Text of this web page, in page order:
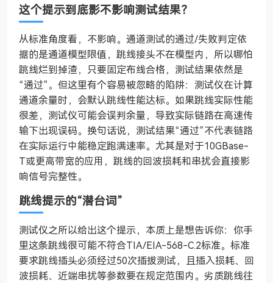
这个提示到底影不影响测试结果？
从标准角度看，不影响。通道测试的通过/失败判定依
据的是通道模型限值，跳线接头不在模型内，所以哪怕
跳线烂到掉渣，只要固定布线合格，测试结果依然是
“通过”。但这里有个容易被忽略的陷阱：测试仪在计算
通道余量时，会默认跳线性能达标。如果跳线实际性能
很差，测试仪可能会误判余量，导致实际链路在高速传
输下出现误码。换句话说，测试结果“通过”不代表链路
在实际运行中能稳定跑满速率。尤其是对于10GBase-
T或更高带宽的应用，跳线的回波损耗和串扰会直接影
响信号完整性。
跳线提示的“潜台词”
测试仪之所以给出这个提示，本质上是想告诉你：你手
里这条跳线很可能不符合TIA/EIA-568-C.2标准。标准
要求跳线插头必须经过50次插拔测试，且插入损耗、回
波损耗、近端串扰等参数要在规定范围内。劣质跳线往